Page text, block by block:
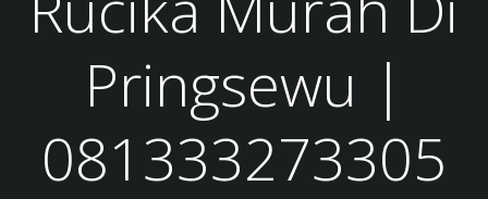
Pringsewu |
081333273305